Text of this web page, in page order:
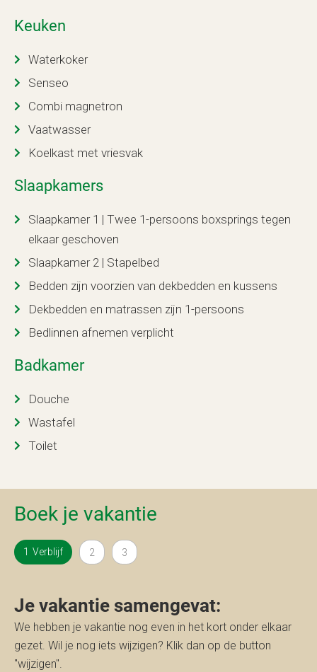
Keuken
Waterkoker
Senseo
Combi magnetron
Vaatwasser
Koelkast met vriesvak
Slaapkamers
Slaapkamer 1 | Twee 1-persoons boxsprings tegen
elkaar geschoven
Slaapkamer 2 | Stapelbed
Bedden zijn voorzien van dekbedden en kussens
Dekbedden en matrassen zijn 1-persoons
Bedlinnen afnemen verplicht
Badkamer
Douche
Wastafel
Toilet
Boek je vakantie
Verblijf
Je vakantie samengevat:
We hebben je vakantie nog even in het kort onder elkaar
gezet. Wil je nog iets wijzigen? Klik dan op de button
"wijzigen".